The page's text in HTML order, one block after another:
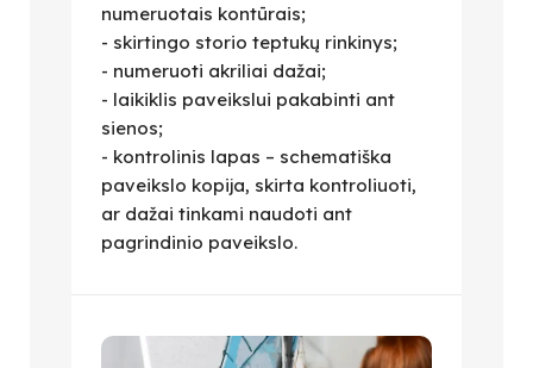
numeruotais kontūrais;
- skirtingo storio teptukų rinkinys;
- numeruoti akriliai dažai;
- laikiklis paveikslui pakabinti ant
sienos;
- kontrolinis lapas – schematiška
paveikslo kopija, skirta kontroliuoti,
ar dažai tinkami naudoti ant
pagrindinio paveikslo.